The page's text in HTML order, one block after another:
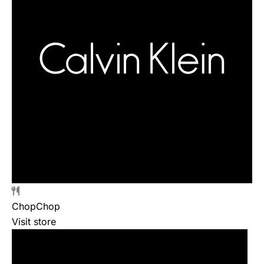
ChopChop
Visit store